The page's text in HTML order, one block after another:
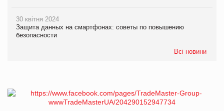
30 квітня 2024
Защита данных на смартфонах: советы по повышению
безопасности
Всі новини